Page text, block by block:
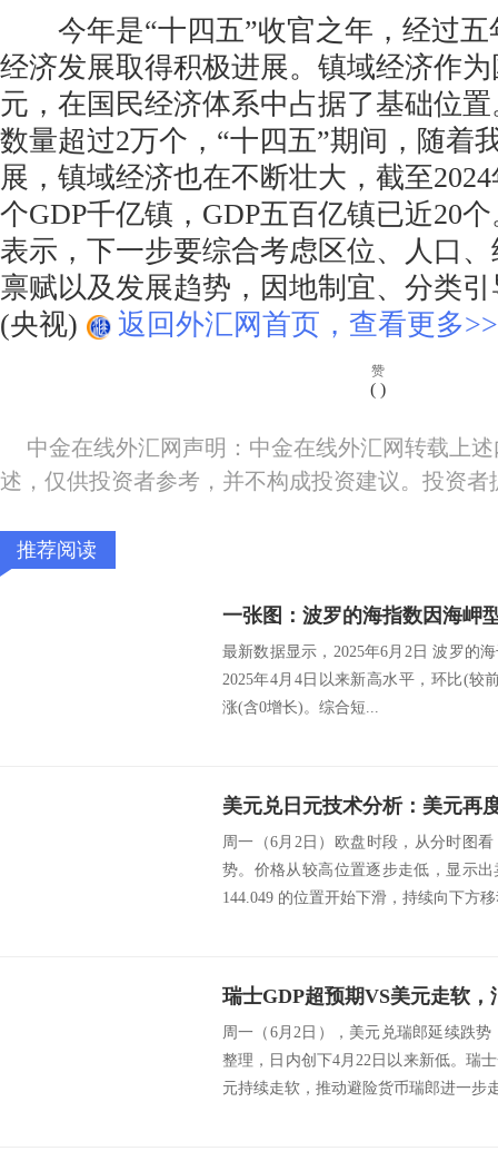
今年是“十四五”收官之年，经过五
经济发展取得积极进展。镇域经济作
元，在国民经济体系中占据了基础位
数量超过2万个，“十四五”期间，随着
展，镇域经济也在不断壮大，截至
个GDP千亿镇，GDP五百亿镇已近20
表示，下一步要综合考虑区位、人口
禀赋以及发展趋势，因地制宜、分类
(央视)
返回外汇网首页，查看更多>>
赞
( )
中金在线外汇网声明：中金在线外汇网转载上
述，仅供投资者参考，并不构成投资建议。投资
推荐阅读
最新数据显示，2025年6月2日 波罗的
2025年4月4日以来新高水平，环比(较
涨(含0增长)。综合短...
美元兑日元技术分析：美元再
周一（6月2日）欧盘时段，从分时图
势。价格从较高位置逐步走低，显示
144.049 的位置开始下滑，持续向下方
周一（6月2日），美元兑瑞郎延续跌
整理，日内创下4月22日以来新低。瑞
元持续走软，推动避险货币瑞郎进一步